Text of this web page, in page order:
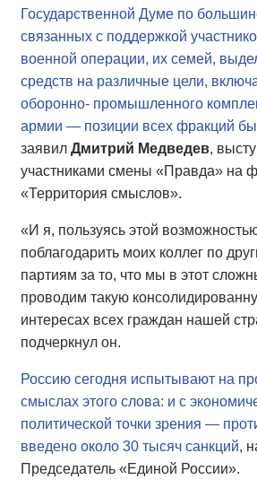
Государственной Думе по
связанных с поддержкой
военной операции, их семей,
средств на различные цели,
оборонно- промышленного
армии — позиции всех фракций
заявил Дмитрий Медведев,
участниками смены «Правда» на
«Территория смыслов».
«И я, пользуясь этой
поблагодарить моих коллег по
партиям за то, что мы в этот
проводим такую
интересах всех граждан нашей
подчеркнул он.
Россию сегодня испытывают на
смыслах этого слова: и с
политической точки зрения —
введено около 30 тысяч санкций,
Председатель «Единой России».